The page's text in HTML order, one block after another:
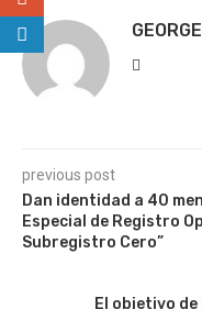
previous post
Dan identidad a 40
Especial de Registro
Subregistro Cero”
El objetivo